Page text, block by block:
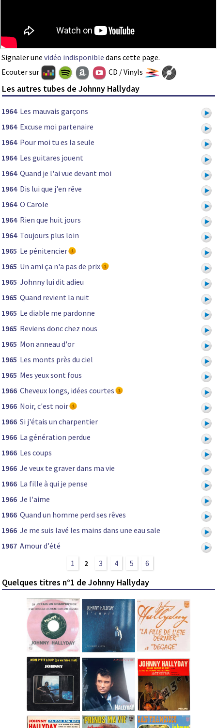
Signaler une vidéo indisponible dans cette page.
Ecouter sur
CD / Vinyls
Les autres tubes de Johnny Hallyday
1964 Les mauvais garçons
1964 Excuse moi partenaire
1964 Pour moi tu es la seule
1964 Les guitares jouent
1964 Quand je l'ai vue devant moi
1964 Dis lui que j'en rêve
1964 O Carole
1964 Rien que huit jours
1964 Toujours plus loin
1965 Le pénitencier
1965 Un ami ça n'a pas de prix
1965 Johnny lui dit adieu
1965 Quand revient la nuit
1965 Le diable me pardonne
1965 Reviens donc chez nous
1965 Mon anneau d'or
1965 Les monts près du ciel
1965 Mes yeux sont fous
1966 Cheveux longs, idées courtes
1966 Noir, c'est noir
1966 Si j'étais un charpentier
1966 La génération perdue
1966 Les coups
1966 Je veux te graver dans ma vie
1966 La fille à qui je pense
1966 Je l'aime
1966 Quand un homme perd ses rêves
1966 Je me suis lavé les mains dans une eau sale
1967 Amour d'été
1
2 3 4 5 6
Quelques titres n°1 de Johnny Hallyday